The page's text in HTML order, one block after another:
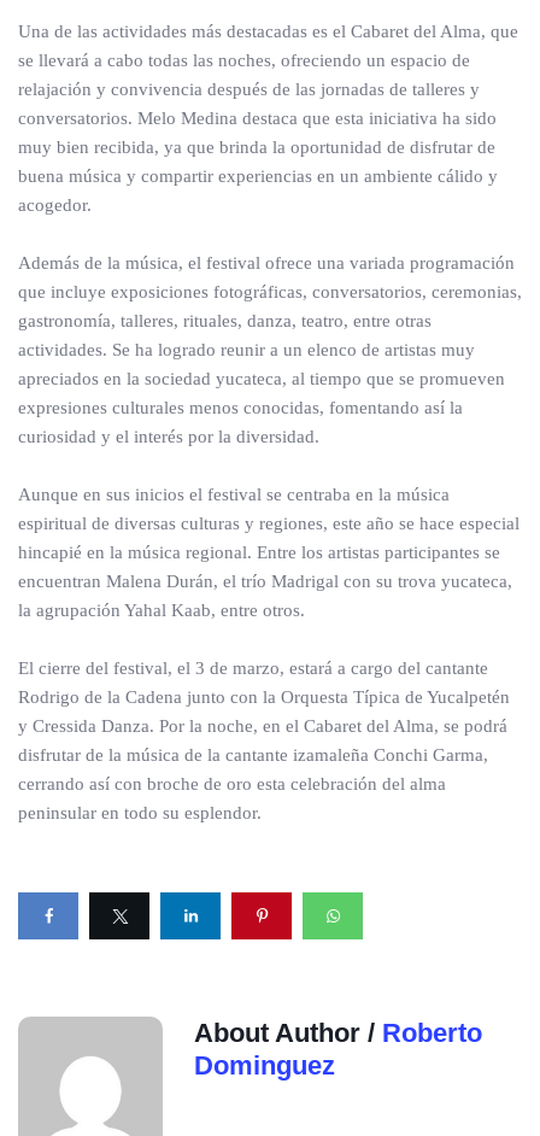
Una de las actividades más destacadas es el Cabaret del Alma, que
se llevará a cabo todas las noches, ofreciendo un espacio de
relajación y convivencia después de las jornadas de talleres y
conversatorios. Melo Medina destaca que esta iniciativa ha sido
muy bien recibida, ya que brinda la oportunidad de disfrutar de
buena música y compartir experiencias en un ambiente cálido y
acogedor.
Además de la música, el festival ofrece una variada programación
que incluye exposiciones fotográficas, conversatorios, ceremonias,
gastronomía, talleres, rituales, danza, teatro, entre otras
actividades. Se ha logrado reunir a un elenco de artistas muy
apreciados en la sociedad yucateca, al tiempo que se promueven
expresiones culturales menos conocidas, fomentando así la
curiosidad y el interés por la diversidad.
Aunque en sus inicios el festival se centraba en la música
espiritual de diversas culturas y regiones, este año se hace especial
hincapié en la música regional. Entre los artistas participantes se
encuentran Malena Durán, el trío Madrigal con su trova yucateca,
la agrupación Yahal Kaab, entre otros.
El cierre del festival, el 3 de marzo, estará a cargo del cantante
Rodrigo de la Cadena junto con la Orquesta Típica de Yucalpetén
y Cressida Danza. Por la noche, en el Cabaret del Alma, se podrá
disfrutar de la música de la cantante izamaleña Conchi Garma,
cerrando así con broche de oro esta celebración del alma
peninsular en todo su esplendor.
About Author / Roberto
Dominguez